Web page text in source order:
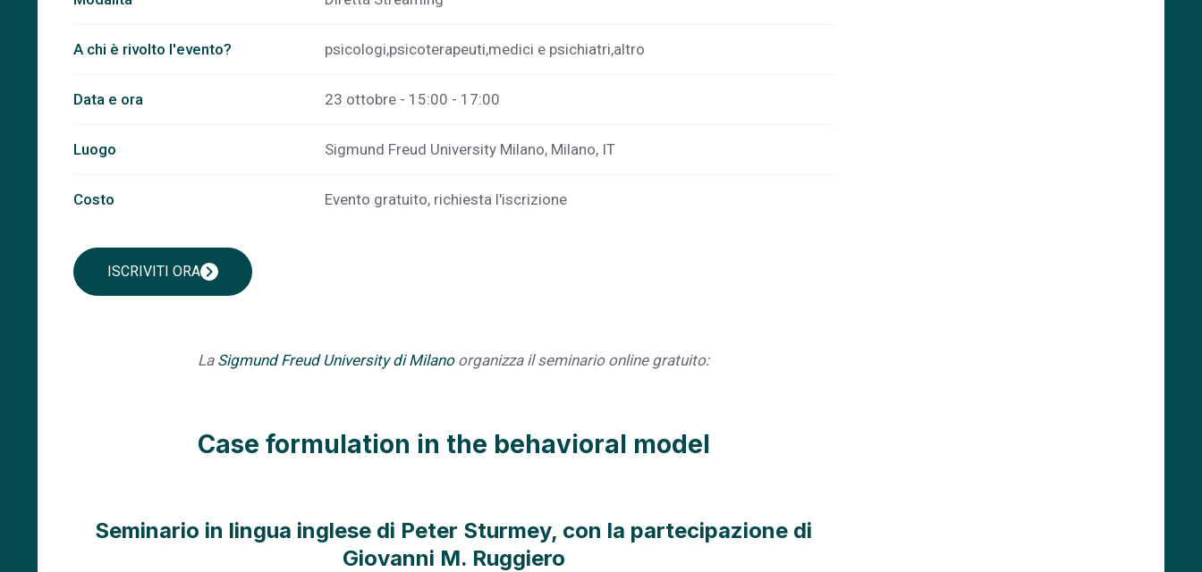
A chi è rivolto l'evento? psicologi,psicoterapeuti,medici e psichiatri,altro
Data e ora 23 ottobre - 15:00 - 17:00
Luogo Sigmund Freud University Milano, Milano, IT
Costo Evento gratuito, richiesta l'iscrizione
ISCRIVITI ORAchevron_right
La Sigmund Freud University di Milano organizza il seminario online gratuito:
Case formulation in the behavioral model
Seminario in lingua inglese di Peter Sturmey, con la partecipazione di
Giovanni M. Ruggiero